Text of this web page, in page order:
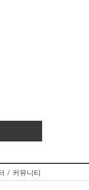
/ 커뮤니티